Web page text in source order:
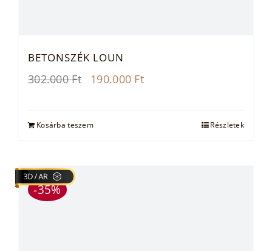
BETONSZÉK LOUN
302.000Ft
Original
302.000 Ft.
190.000 Ft
190.000 Ft.
Kosárba teszem Részletek
-35%